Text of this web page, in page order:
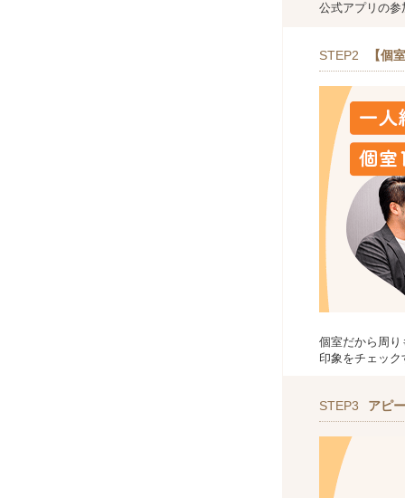
公式アプリの
STEP2 【個
個室だから周
印象をチェッ
STEP3 アピ